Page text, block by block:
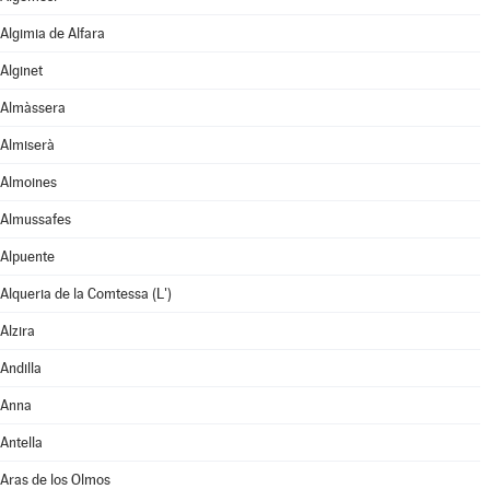
Algimia de Alfara
Alginet
Almàssera
Almiserà
Almoines
Almussafes
Alpuente
Alqueria de la Comtessa (L')
Alzira
Andilla
Anna
Antella
Aras de los Olmos